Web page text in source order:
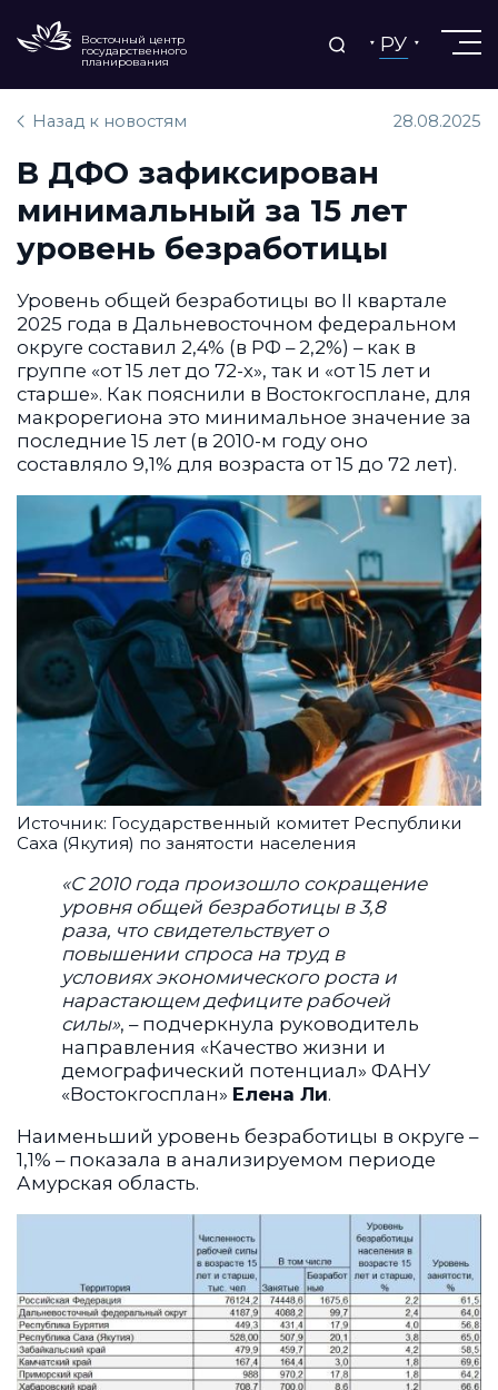
Восточный центр
государственного
планирования
РУ
Назад к новостям 28.08.2025
В ДФО зафиксирован
минимальный за 15 лет
уровень безработицы
Уровень общей безработицы во II квартале
2025 года в Дальневосточном федеральном
округе составил 2,4% (в РФ – 2,2%) – как в
группе «от 15 лет до 72-х», так и «от 15 лет и
старше». Как пояснили в Востокгосплане, для
макрорегиона это минимальное значение за
последние 15 лет (в 2010-м году оно
составляло 9,1% для возраста от 15 до 72 лет).
Источник: Государственный комитет Республики
Саха (Якутия) по занятости населения
«С 2010 года произошло сокращение
уровня общей безработицы в 3,8
раза, что свидетельствует о
повышении спроса на труд в
условиях экономического роста и
нарастающем дефиците рабочей
силы», – подчеркнула руководитель
направления «Качество жизни и
демографический потенциал» ФАНУ
«Востокгосплан» Елена Ли.
Наименьший уровень безработицы в округе –
1,1% – показала в анализируемом периоде
Амурская область.